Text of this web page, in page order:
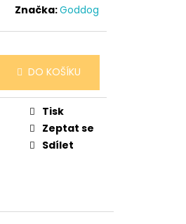
Značka:Goddog
DO KOŠÍKU
Tisk
Zeptat se
Sdílet